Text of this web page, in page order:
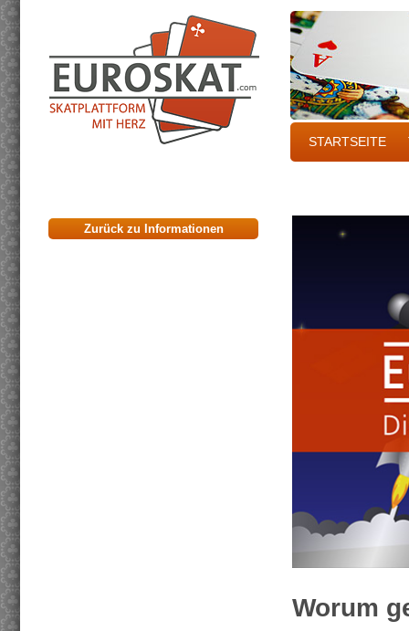
STARTSEITE
Zurück zu Informationen
Worum